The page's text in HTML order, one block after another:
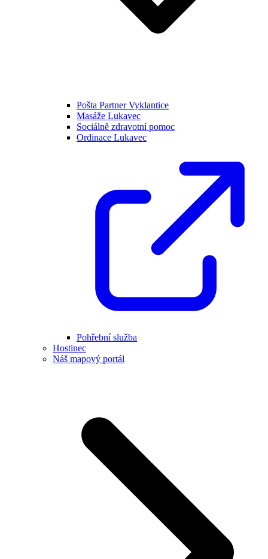
Pošta Partner Vyklantice
Masáže Lukavec
Sociálně zdravotní pomoc
Ordinace Lukavec
Pohřební služba
Hostinec
Náš mapový portál